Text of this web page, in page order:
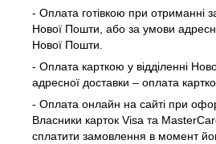
- Оплата готівкою при отриманні
Нової Пошти, або за умови
Нової Пошти.
- Оплата карткою у відділенні
адресної доставки – оплата
- Оплата онлайн на сайті при
Власники карток Visa та
сплатити замовлення в момент